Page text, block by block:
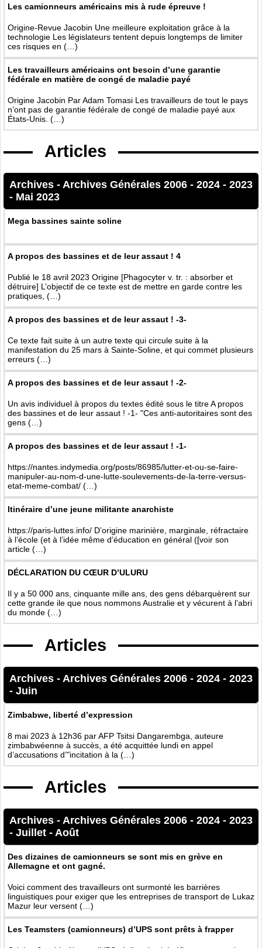
Les camionneurs américains mis à rude épreuve !
Origine-Revue Jacobin Une meilleure exploitation grâce à la
technologie Les législateurs tentent depuis longtemps de limiter
ces risques en (…)
Les travailleurs américains ont besoin d’une garantie
fédérale en matière de congé de maladie payé
Origine Jacobin Par Adam Tomasi Les travailleurs de tout le pays
n’ont pas de garantie fédérale de congé de maladie payé aux
États-Unis. (…)
Articles
Archives - Archives Générales 2006 - 2024 - 2023
- Mai 2023
Mega bassines sainte soline
A propos des bassines et de leur assaut ! 4
Publié le 18 avril 2023 Origine [Phagocyter v. tr. : absorber et
détruire] L’objectif de ce texte est de mettre en garde contre les
pratiques, (…)
A propos des bassines et de leur assaut ! -3-
Ce texte fait suite à un autre texte qui circule suite à la
manifestation du 25 mars à Sainte-Soline, et qui commet plusieurs
erreurs (…)
A propos des bassines et de leur assaut ! -2-
Un avis individuel à propos du textes édité sous le titre A propos
des bassines et de leur assaut ! -1- "Ces anti-autoritaires sont des
gens (…)
A propos des bassines et de leur assaut ! -1-
https://nantes.indymedia.org/posts/86985/lutter-et-ou-se-faire-
manipuler-au-nom-d-une-lutte-soulevements-de-la-terre-versus-
etat-meme-combat/ (…)
Itinéraire d’une jeune militante anarchiste
https://paris-luttes.info/ D’origine marinière, marginale, réfractaire
à l’école (et à l’idée même d’éducation en général ([voir son
article (…)
DÉCLARATION DU CŒUR D’ULURU
Il y a 50 000 ans, cinquante mille ans, des gens débarquèrent sur
cette grande ile que nous nommons Australie et y vécurent à l’abri
du monde (…)
Articles
Archives - Archives Générales 2006 - 2024 - 2023
- Juin
Zimbabwe, liberté d’expression
8 mai 2023 à 12h36 par AFP Tsitsi Dangarembga, auteure
zimbabwéenne à succès, a été acquittée lundi en appel
d’accusations d’"incitation à la (…)
Articles
Archives - Archives Générales 2006 - 2024 - 2023
- Juillet - Août
Des dizaines de camionneurs se sont mis en grève en
Allemagne et ont gagné.
Voici comment des travailleurs ont surmonté les barrières
linguistiques pour exiger que les entreprises de transport de Lukaz
Mazur leur versent (…)
Les Teamsters (camionneurs) d’UPS sont prêts à frapper